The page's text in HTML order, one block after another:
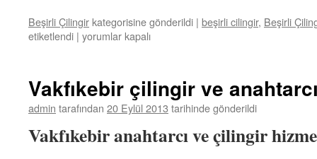
Beşirli Çilingir kategorisine gönderildi | beşirli cilingir, Beşirli
etiketlendi | Beşirli
Anahtarcı
–
+90533
61
yorumlar kapalı
Vakfıkebir çilingir ve
admin tarafından 20 Eylül 2013 tarihinde gönderildi
Vakfıkebir anahtarcı ve çilingir